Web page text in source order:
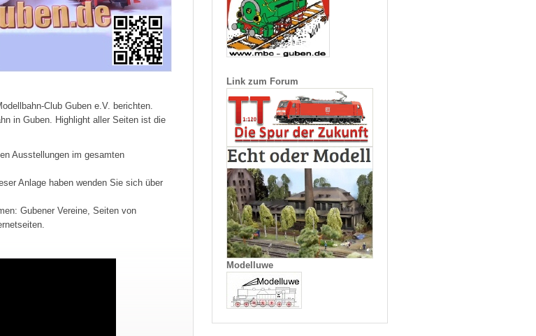
Club Guben e.V. berichten.
in Guben. Highlight aller Seiten ist die
Ausstellungen im gesamten
Anlage haben wenden Sie sich über
Gubener Vereine, Seiten von
Link zum Forum
Modelluwe